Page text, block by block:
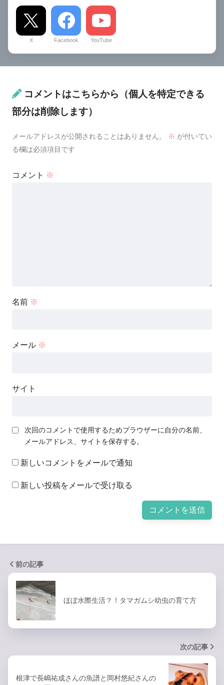
X Facebook YouTube
コメントはこちらから（個人を特定できる
部分は削除します）
メールアドレスが公開されることはありません。 ※ が付いてい
る欄は必須項目です
コメント ※
名前 ※
メール ※
サイト
次回のコメントで使用するためブラウザーに自分の名前、
メールアドレス、サイトを保存する。
新しいコメントをメールで通知
新しい投稿をメールで受け取る
前の記事
ほぼ水際生活？！タマガムシ幼虫の育て方
次の記事
根津で長嶋祐成さんの魚譜と岡村悠紀さんの